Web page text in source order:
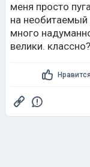
меня просто
на
много
велики.